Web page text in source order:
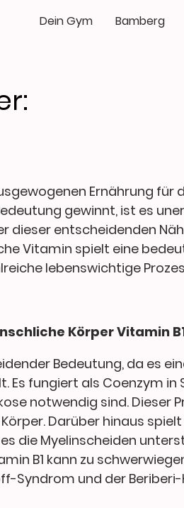
Dein Gym Bamberg
Ernährung
gewinnt, ist es
dieser entscheidenden
Vitamin spielt eine
lebenswichtige
Körper Vitamin
Bedeutung, da es
Es fungiert als Coenzym
notwendig sind. Dieser
Darüber hinaus
die Myelinscheiden
B1 kann zu
Syndrom und der